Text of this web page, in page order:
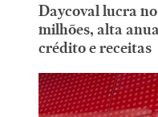
Daycoval lucra
milhões, alta
crédito e receitas